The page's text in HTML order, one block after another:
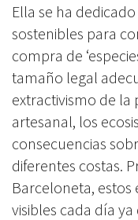
Ella se ha
sostenibles para
compra de
tamaño legal
extractivismo de la
artesanal, los
consecuencias
diferentes costas.
Barceloneta,
visibles cada día